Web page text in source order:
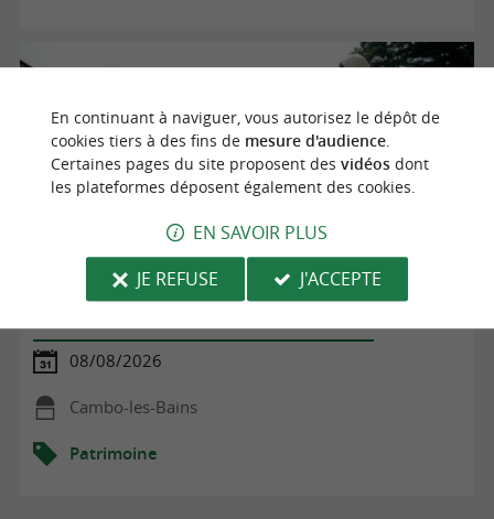
Fêtes de Cambo - Kanboko bestak
08/08/2026
Cambo-les-Bains
Patrimoine
En continuant à naviguer, vous autorisez le dépôt de
cookies tiers à des fins de mesure d'audience.
Certaines pages du site proposent des vidéosdont
les plateformes déposent également des cookies.
EN SAVOIR PLUS
JE REFUSE
J'ACCEPTE